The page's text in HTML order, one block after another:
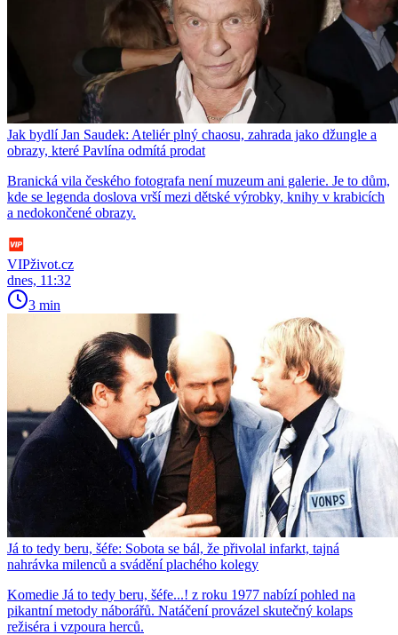
Jak bydlí Jan Saudek: Ateliér plný chaosu, zahrada jako džungle a
obrazy, které Pavlína odmítá prodat
Branická vila českého fotografa není muzeum ani galerie. Je to dům,
kde se legenda doslova vrší mezi dětské výrobky, knihy v krabicích
a nedokončené obrazy.
VIPživot.cz
dnes, 11:32
3 min
Já to tedy beru, šéfe: Sobota se bál, že přivolal infarkt, tajná
nahrávka milenců a svádění plachého kolegy
Komedie Já to tedy beru, šéfe...! z roku 1977 nabízí pohled na
pikantní metody náborářů. Natáčení provázel skutečný kolaps
režiséra i vzpoura herců.